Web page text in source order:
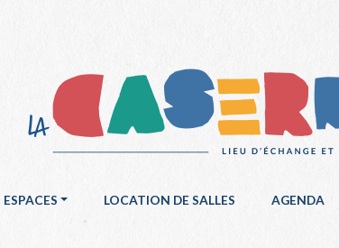
ESPACES LOCATION DE SALLES AGENDA